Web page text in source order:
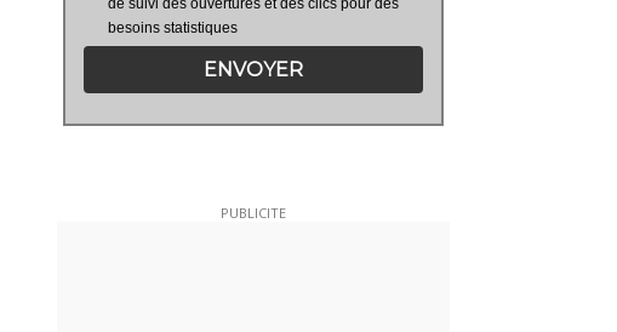
de suivi des ouvertures et des clics pour des
besoins statistiques
ENVOYER